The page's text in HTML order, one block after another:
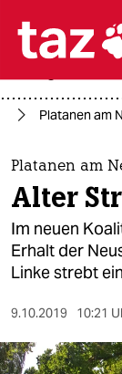
themen
politik
öko
Platanen am
Platanen am
Alter
Im neuen
Erhalt der
Linke strebt
9.10.2019 10:21